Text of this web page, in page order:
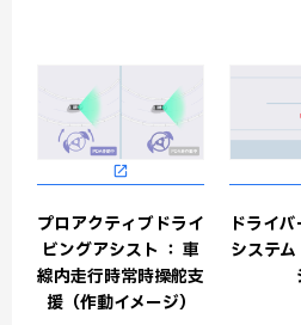
プロアクティブドライ
ビングアシスト ： 車
線内走行時常時操舵支
援（作動イメージ）
ドライ
システ